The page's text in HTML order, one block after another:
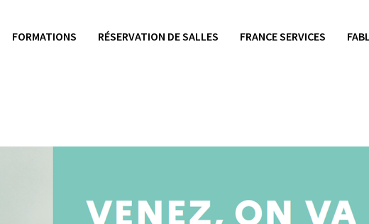
FORMATIONS RÉSERVATION DE SALLES FRANCE SERVICES